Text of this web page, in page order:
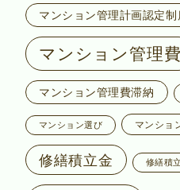
マンション管理計画認定制
マンション管理費
マンション管理費滞納
マンション選び マンショ
修繕積立金 修繕積